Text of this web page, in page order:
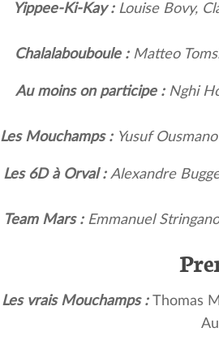
Yippee-Ki-Kay : Louise Bovy,
Chalalabouboule : Matteo
Au moins on participe : Nghi
Les Mouchamps : Yusuf
Les 6D à Orval : Alexandre
Team Mars : Emmanuel
Les vrais Mouchamps : Thomas